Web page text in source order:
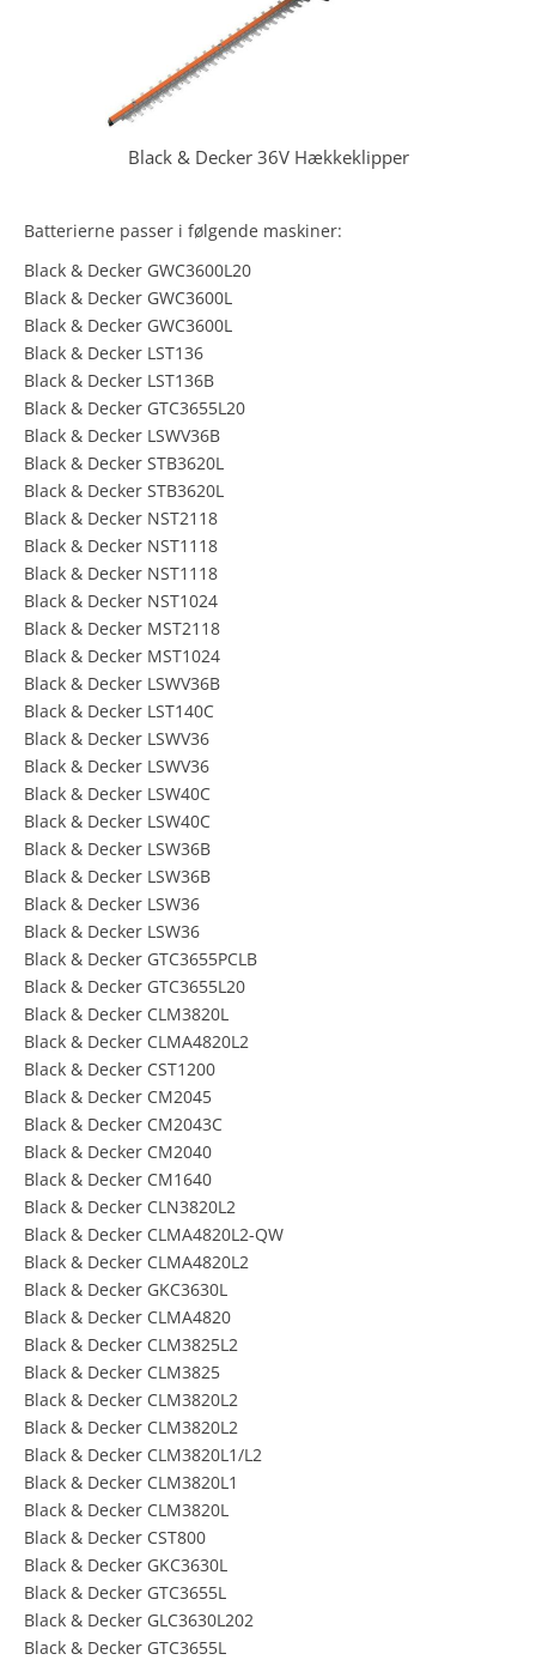
Black & Decker 36V Hækkeklipper
Batterierne passer i følgende maskiner:
Black & Decker GWC3600L20
Black & Decker GWC3600L
Black & Decker GWC3600L
Black & Decker LST136
Black & Decker LST136B
Black & Decker GTC3655L20
Black & Decker LSWV36B
Black & Decker STB3620L
Black & Decker STB3620L
Black & Decker NST2118
Black & Decker NST1118
Black & Decker NST1118
Black & Decker NST1024
Black & Decker MST2118
Black & Decker MST1024
Black & Decker LSWV36B
Black & Decker LST140C
Black & Decker LSWV36
Black & Decker LSWV36
Black & Decker LSW40C
Black & Decker LSW40C
Black & Decker LSW36B
Black & Decker LSW36B
Black & Decker LSW36
Black & Decker LSW36
Black & Decker GTC3655PCLB
Black & Decker GTC3655L20
Black & Decker CLM3820L
Black & Decker CLMA4820L2
Black & Decker CST1200
Black & Decker CM2045
Black & Decker CM2043C
Black & Decker CM2040
Black & Decker CM1640
Black & Decker CLN3820L2
Black & Decker CLMA4820L2-QW
Black & Decker CLMA4820L2
Black & Decker GKC3630L
Black & Decker CLMA4820
Black & Decker CLM3825L2
Black & Decker CLM3825
Black & Decker CLM3820L2
Black & Decker CLM3820L2
Black & Decker CLM3820L1/L2
Black & Decker CLM3820L1
Black & Decker CLM3820L
Black & Decker CST800
Black & Decker GKC3630L
Black & Decker GTC3655L
Black & Decker GLC3630L202
Black & Decker GTC3655L